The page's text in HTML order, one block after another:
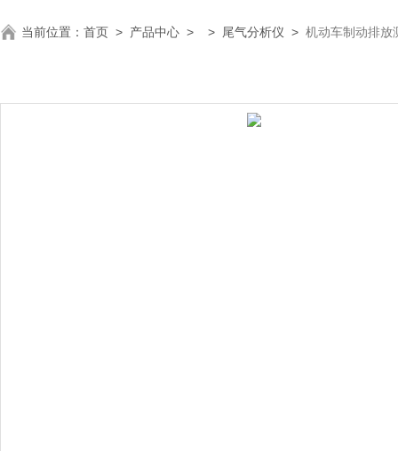
当前位置： 首页 > 产品中心 > > 尾气分析仪 > 机动车制动排放